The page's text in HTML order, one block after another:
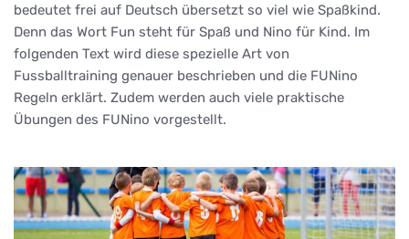
bedeutet frei auf Deutsch übersetzt so viel wie Spaßkind.
Denn das Wort Fun steht für Spaß und Nino für Kind. Im
folgenden Text wird diese spezielle Art von
Fussballtraining genauer beschrieben und die FUNino
Regeln erklärt. Zudem werden auch viele praktische
Übungen des FUNino vorgestellt.